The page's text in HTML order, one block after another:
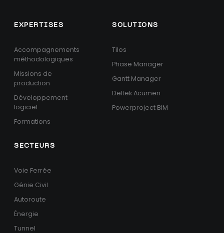
EXPERTISES
Accompagnements
méthodologiques
Missions de
production
Développement
logiciel
Formations
SOLUTIONS
Tilos
Phase Manager
Gantt Manager
Deltek Acumen
Powerproject BIM
SECTEURS
Voie Ferrée
Génie Civil
Autoroute
Énergie
Tunnel